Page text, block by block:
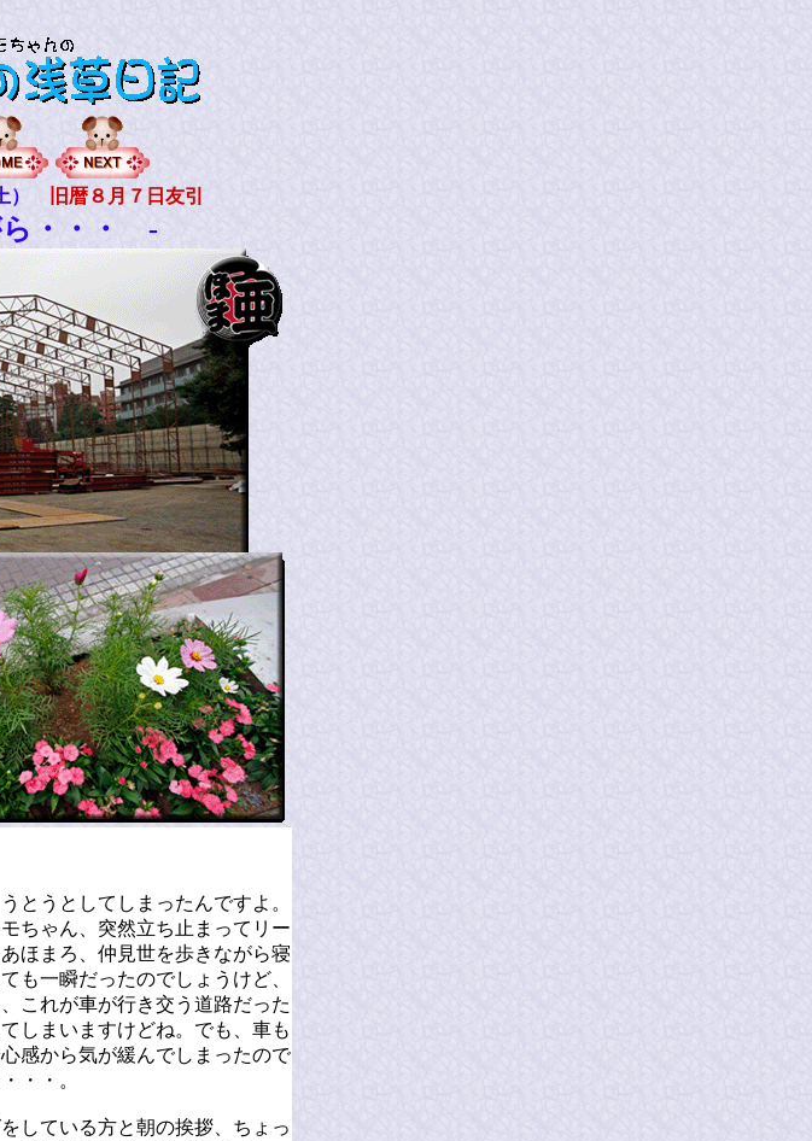
旧暦８月７日友引
・・・ -
とうとしてしまったんですよ。
ちゃん、突然立ち止まってリー
ほまろ、仲見世を歩きながら寝
も一瞬だったのでしょうけど、
これが車が行き交う道路だった
しまいますけどね。でも、車も
感から気が緩んでしまったので
・・。
している方と朝の挨拶、ちょっ